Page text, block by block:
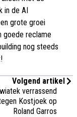
in de AI
grote groei
goede reclame
nog steeds
Volgend artikel
verrassend
Kostjoek op
Roland Garros